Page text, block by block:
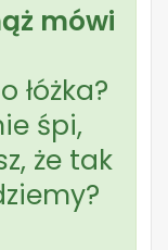
mówi
łóżka?
śpi,
że tak